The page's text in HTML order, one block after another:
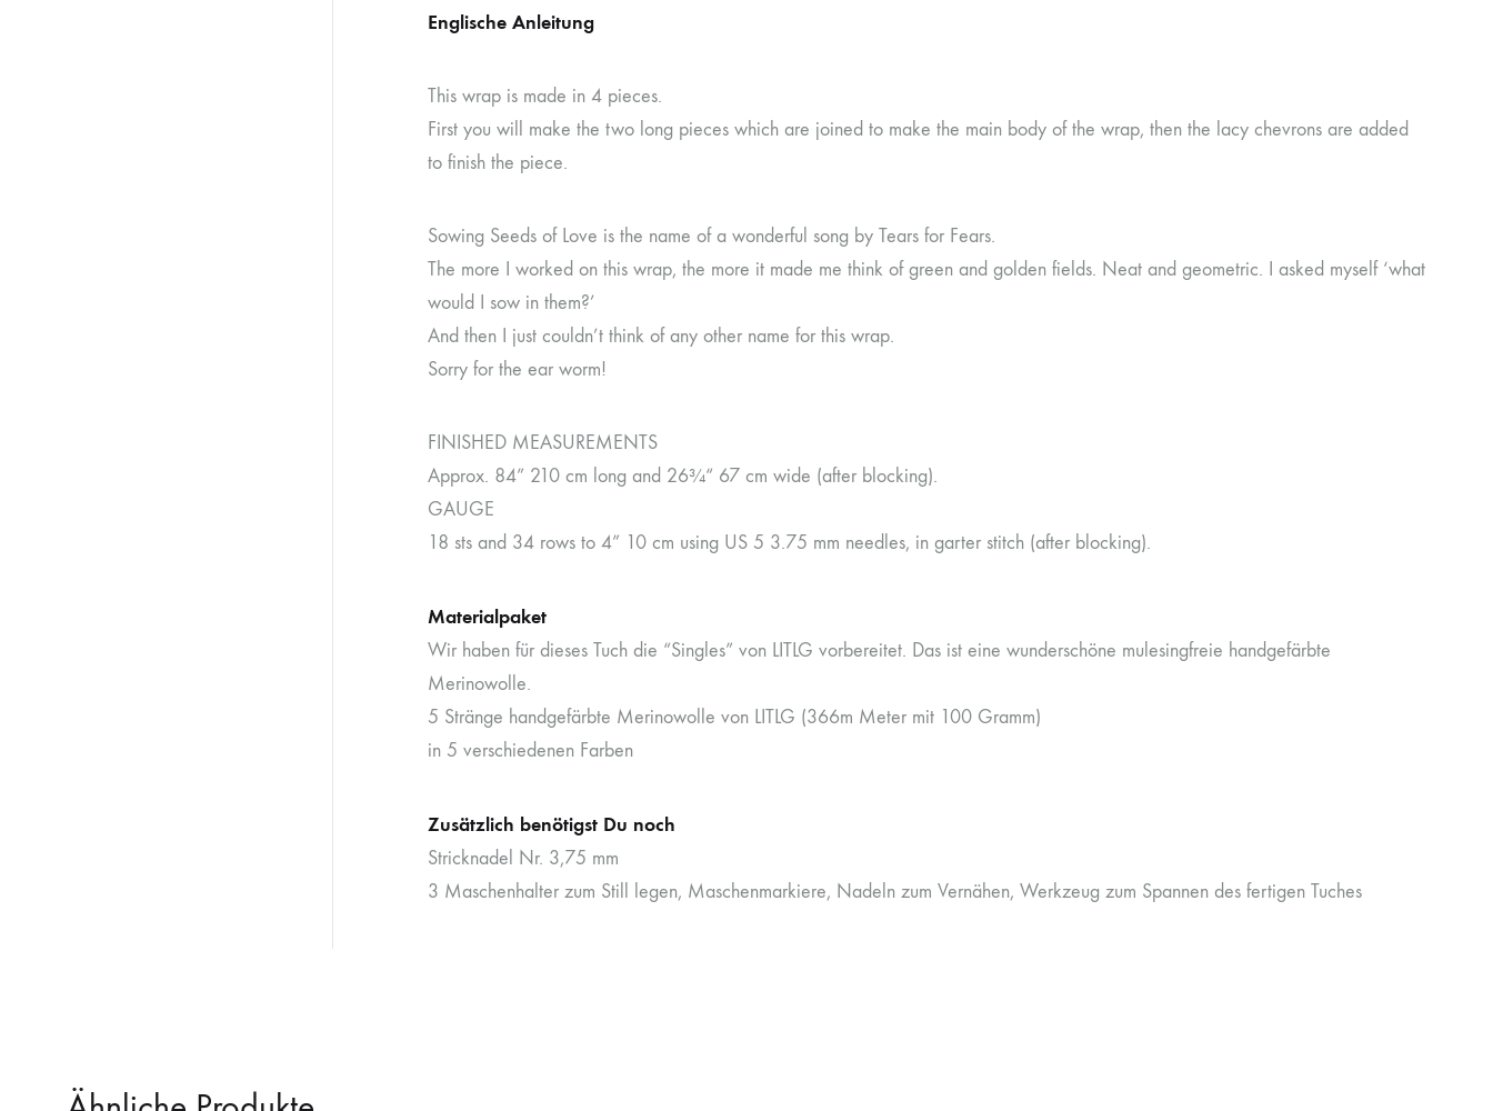
Englische Anleitung
This wrap is made in 4 pieces.
First you will make the two long pieces which are joined to make the main body of the wrap, then the lacy chevrons are added
to finish the piece.
Sowing Seeds of Love is the name of a wonderful song by Tears for Fears.
The more I worked on this wrap, the more it made me think of green and golden fields. Neat and geometric. I asked myself ‘what
would I sow in them?’
And then I just couldn’t think of any other name for this wrap.
Sorry for the ear worm!
FINISHED MEASUREMENTS
Approx. 84” 210 cm long and 26¾“ 67 cm wide (after blocking).
GAUGE
18 sts and 34 rows to 4” 10 cm using US 5 3.75 mm needles, in garter stitch (after blocking).
Materialpaket
Wir haben für dieses Tuch die “Singles” von LITLG vorbereitet. Das ist eine wunderschöne mulesingfreie handgefärbte
Merinowolle.
5 Stränge handgefärbte Merinowolle von LITLG (366m Meter mit 100 Gramm)
in 5 verschiedenen Farben
Zusätzlich benötigst Du noch
Stricknadel Nr. 3,75 mm
3 Maschenhalter zum Still legen, Maschenmarkiere, Nadeln zum Vernähen, Werkzeug zum Spannen des fertigen Tuches